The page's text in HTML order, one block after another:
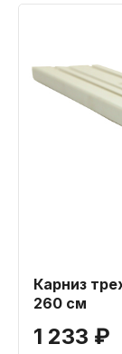
Карниз
260 см
1 233 ₽